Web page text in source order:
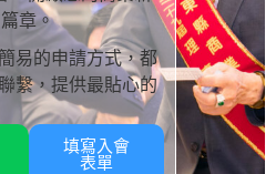
篇章。
易的申請方式，都
繫，提供最貼心的
填寫入會
表單